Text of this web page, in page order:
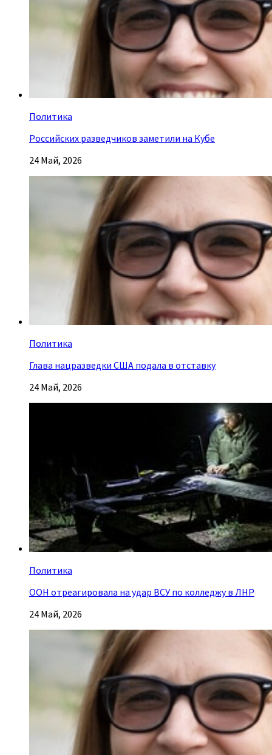
Политика
Российских разведчиков заметили на Кубе
24 Май, 2026
Политика
Глава нацразведки США подала в отставку
24 Май, 2026
Политика
ООН отреагировала на удар ВСУ по колледжу в ЛНР
24 Май, 2026